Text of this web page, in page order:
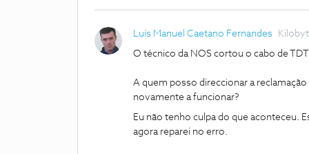
Luís Manuel Caetano Fernandes
O técnico da NOS cortou o cabo de
A quem posso direccionar a
novamente a funcionar?
Eu não tenho culpa do que aconteceu.
agora reparei no erro.